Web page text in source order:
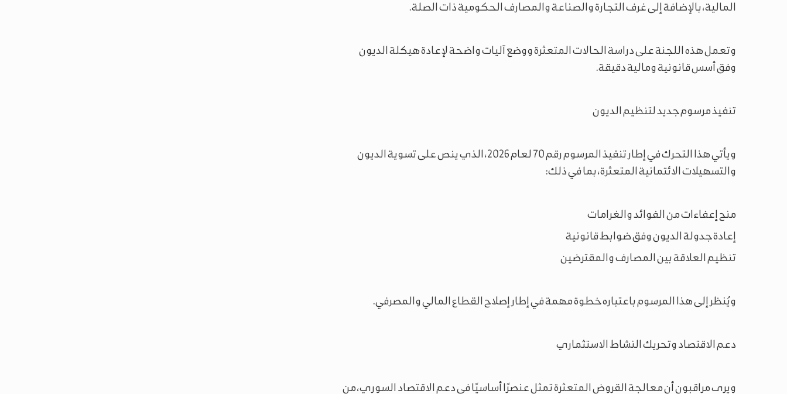
المالية، بالإضافة إلى غرف التجارة والصناعة والمصارف الحكومية ذات الصلة.
وتعمل هذه اللجنة على دراسة الحالات المتعثرة ووضع آليات واضحة لإعادة هيكلة الديون
وفق أسس قانونية ومالية دقيقة.
تنفيذ مرسوم جديد لتنظيم الديون
ويأتي هذا التحرك في إطار تنفيذ المرسوم رقم 70 لعام 2026، الذي ينص على تسوية الديون
والتسهيلات الائتمانية المتعثرة، بما في ذلك:
منح إعفاءات من الفوائد والغرامات
إعادة جدولة الديون وفق ضوابط قانونية
تنظيم العلاقة بين المصارف والمقترضين
ويُنظر إلى هذا المرسوم باعتباره خطوة مهمة في إطار إصلاح القطاع المالي والمصرفي.
دعم الاقتصاد وتحريك النشاط الاستثماري
ويرى مراقبون أن معالجة القروض المتعثرة تمثل عنصرًا أساسيًا في دعم الاقتصاد السوري، من